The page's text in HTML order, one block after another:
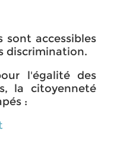
sont accessibles
discrimination.
l'égalité des
la citoyenneté
: